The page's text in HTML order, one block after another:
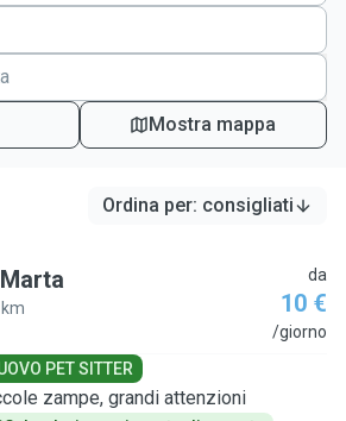
Mostra mappa
Ordina per: consigliati
Marta da
10 €
/giorno
PET SITTER
zampe, grandi attenzioni